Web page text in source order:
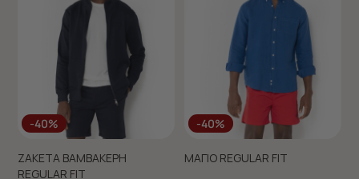
-40%
ΖΑΚΕΤΑ ΒΑΜΒΑΚΕΡΗ
REGULAR FIT
-40%
ΜΑΓΙΟ REGULAR FIT